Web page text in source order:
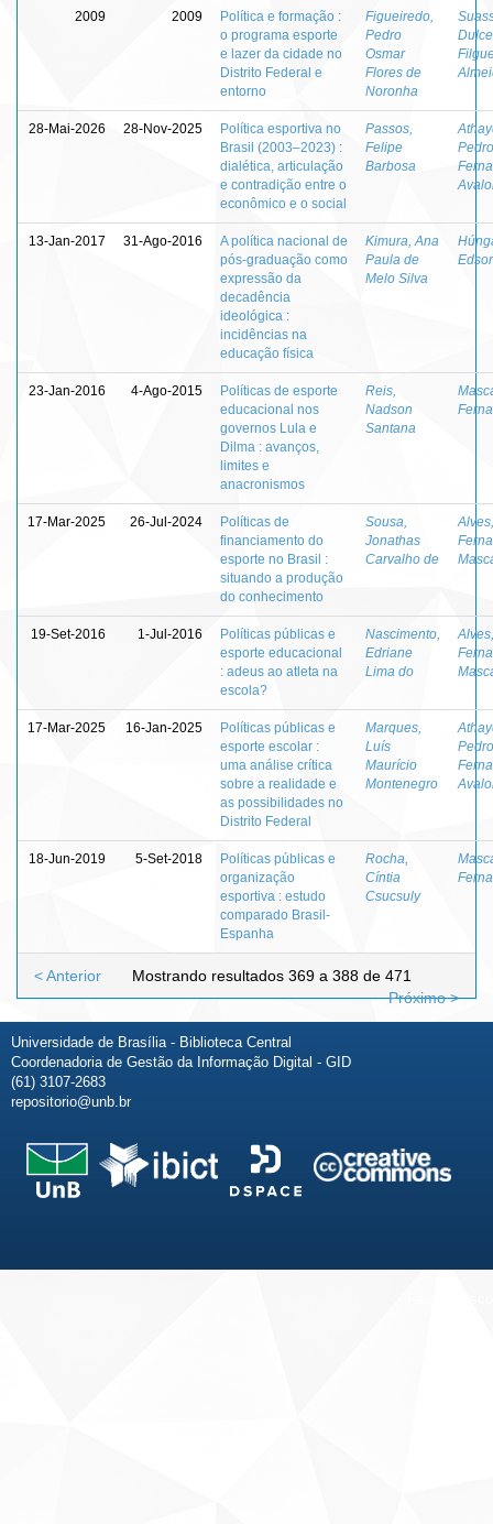
2009 2009
Política e formação :
o programa esporte
e lazer da cidade no
Distrito Federal e
entorno
Figueiredo,
Pedro
Osmar
Flores de
Noronha
28-Mai-2026 28-Nov-2025
Política esportiva no
Brasil (2003–2023) :
dialética, articulação
e contradição entre o
econômico e o social
Passos,
Felipe
Barbosa
Pedro
13-Jan-2017 31-Ago-2016
A política nacional de
pós-graduação como
expressão da
decadência
ideológica :
incidências na
educação física
Kimura, Ana
Paula de
Melo Silva
23-Jan-2016 4-Ago-2015
Políticas de esporte
educacional nos
governos Lula e
Dilma : avanços,
limites e
anacronismos
Reis,
Nadson
Santana
17-Mar-2025 26-Jul-2024
Políticas de
financiamento do
esporte no Brasil :
situando a produção
do conhecimento
Sousa,
Jonathas
Carvalho de
Alves,
19-Set-2016 1-Jul-2016
Políticas públicas e
esporte educacional
: adeus ao atleta na
escola?
Nascimento,
Edriane
Lima do
Alves,
17-Mar-2025 16-Jan-2025
Políticas públicas e
esporte escolar :
uma análise crítica
sobre a realidade e
as possibilidades no
Distrito Federal
Marques,
Luís
Maurício
Montenegro
Pedro
18-Jun-2019 5-Set-2018
Políticas públicas e
organização
esportiva : estudo
comparado Brasil-
Espanha
Rocha,
Cíntia
Csucsuly
Mostrando resultados 369 a 388 de 471
< Anterior
Próximo >
Universidade de Brasília - Biblioteca Central
Coordenadoria de Gestão da Informação Digital - GID
(61) 3107-2683
repositorio@unb.br